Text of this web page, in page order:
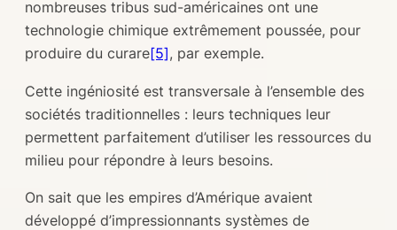
nombreuses tribus sud-américaines ont une
technologie chimique extrêmement poussée, pour
produire du curare[5], par exemple.
Cette ingéniosité est transversale à l’ensemble des
sociétés traditionnelles : leurs techniques leur
permettent parfaitement d’utiliser les ressources du
milieu pour répondre à leurs besoins.
On sait que les empires d’Amérique avaient
développé d’impressionnants systèmes de